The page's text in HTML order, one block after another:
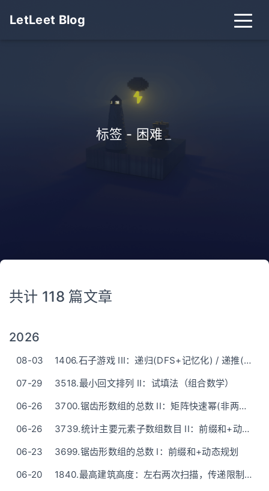
LetLeet Blog
标签 - 困难_
共计 118 篇文章
2026
08-03
1406.石子游戏 III：递归(DFS+记忆化) / 递推(DP+原地滚动)
07-29
3518.最小回文排列 II：试填法（组合数学）
06-26
3700.锯齿形数组的总数 II：矩阵快速幂(非两行的解法)
06-26
3739.统计主要元素子数组数目 II：前缀和+动态规划+枚举维护(问题的多次转换)
06-23
3699.锯齿形数组的总数 I：前缀和+动态规划
06-20
1840.最高建筑高度：左右两次扫描，传递限制约束(没有很多头痛公式版)